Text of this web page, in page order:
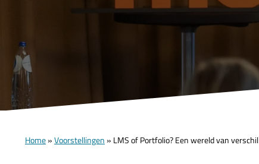
Home»Voorstellingen » LMS of Portfolio? Een wereld van verschil